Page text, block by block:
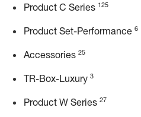
Product C Series 125
Product Set-Performance 6
Accessories 25
TR-Box-Luxury 3
Product W Series 27